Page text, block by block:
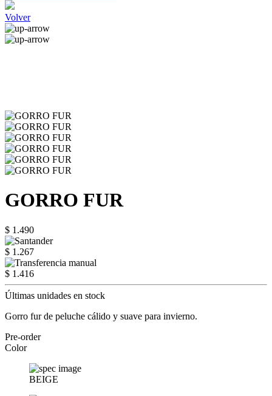
Volver
GORRO FUR
$ 1.490
$ 1.267
$ 1.416
Últimas unidades en stock
Gorro fur de peluche cálido y suave para invierno.
Pre-order
Color
BEIGE